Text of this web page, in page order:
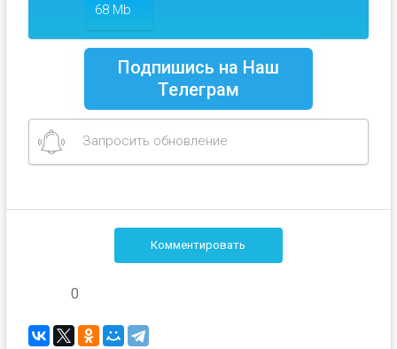
68 Mb
Подпишись на Наш
Телеграм
Запросить обновление
Комментировать
0